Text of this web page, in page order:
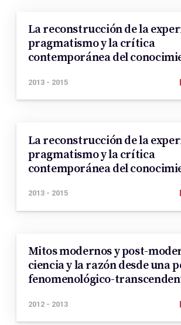
La reconstrucción de la
pragmatismo y la crítica
contemporánea del
2013 - 2015
La reconstrucción de la
pragmatismo y la crítica
contemporánea del
2013 - 2015
Mitos modernos y post-
ciencia y la razón desde una
fenomenológico-
2012 - 2013